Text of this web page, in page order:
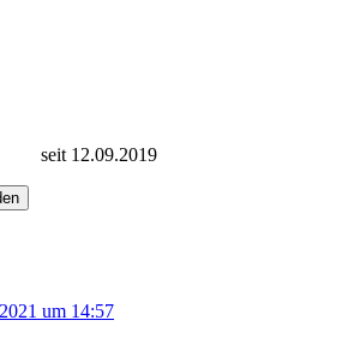
seit 12.09.2019
um 14:57